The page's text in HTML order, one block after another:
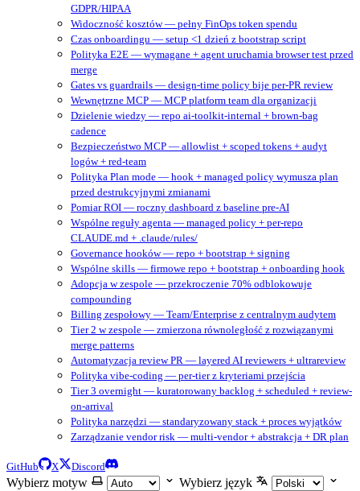
GDPR/HIPAA
Widoczność kosztów — pełny FinOps token spendu
Czas onboardingu — setup <1 dzień z bootstrap script
Polityka E2E — wymagane + agent uruchamia browser test przed
merge
Gates vs guardrails — design-time policy bije per-PR review
Wewnętrzne MCP — MCP platform team dla organizacji
Dzielenie wiedzy — repo ai-toolkit-internal + brown-bag
cadence
Bezpieczeństwo MCP — allowlist + scoped tokens + audyt
logów + red-team
Polityka Plan mode — hook + managed policy wymusza plan
przed destrukcyjnymi zmianami
Pomiar ROI — roczny dashboard z baseline pre-AI
Wspólne reguły agenta — managed policy + per-repo
CLAUDE.md + .claude/rules/
Governance hooków — repo + bootstrap + signing
Wspólne skills — firmowe repo + bootstrap + onboarding hook
Adopcja w zespole — przekroczenie 70% odblokowuje
compounding
Billing zespołowy — Team/Enterprise z centralnym audytem
Tier 2 w zespole — zmierzona równoległość z rozwiązanymi
merge patterns
Automatyzacja review PR — layered AI reviewers + ultrareview
Polityka vibe-coding — per-tier z kryteriami przejścia
Tier 3 overnight — kuratorowany backlog + scheduled + review-
on-arrival
Polityka narzędzi — standaryzowany stack + proces wyjątków
Zarządzanie vendor risk — multi-vendor + abstrakcja + DR plan
GitHub X Discord
Wybierz motyw Wybierz język